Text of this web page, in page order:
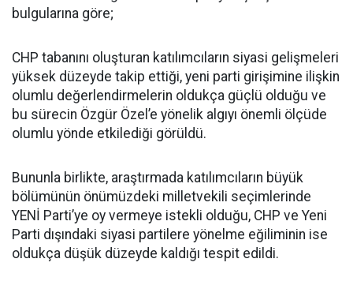
bulgularına göre;
CHP tabanını oluşturan katılımcıların siyasi gelişmeleri
yüksek düzeyde takip ettiği, yeni parti girişimine ilişkin
olumlu değerlendirmelerin oldukça güçlü olduğu ve
bu sürecin Özgür Özel’e yönelik algıyı önemli ölçüde
olumlu yönde etkilediği görüldü.
Bununla birlikte, araştırmada katılımcıların büyük
bölümünün önümüzdeki milletvekili seçimlerinde
YENİ Parti’ye oy vermeye istekli olduğu, CHP ve Yeni
Parti dışındaki siyasi partilere yönelme eğiliminin ise
oldukça düşük düzeyde kaldığı tespit edildi.